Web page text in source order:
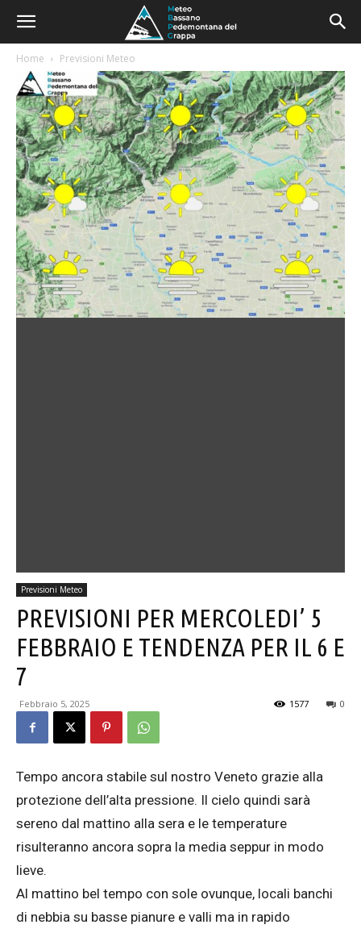
Home Previsioni Meteo
Previsioni Meteo
PREVISIONI PER MERCOLEDI’ 5
FEBBRAIO E TENDENZA PER IL 6 E
7
Febbraio 5, 2025 0
1577
Tempo ancora stabile sul nostro Veneto grazie alla
protezione dell’alta pressione. Il cielo quindi sarà
sereno dal mattino alla sera e le temperature
risulteranno ancora sopra la media seppur in modo
lieve.
Al mattino bel tempo con sole ovunque, locali banchi
di nebbia su basse pianure e valli ma in rapido